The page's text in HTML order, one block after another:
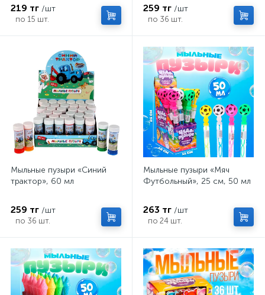
219 тг /шт
по 15 шт.
259 тг /шт
по 36 шт.
Мыльные пузыри «Синий
трактор», 60 мл
259 тг /шт
по 36 шт.
Мыльные пузыри «Мяч
Футбольный», 25 см, 50 мл
263 тг /шт
по 24 шт.